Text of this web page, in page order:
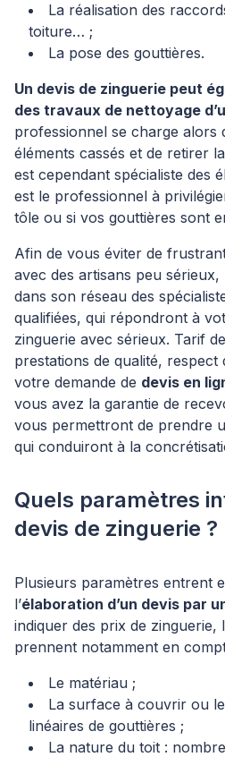
La réalisation des
toiture… ;
La pose des gouttières.
Un devis de zinguerie peut
des travaux de nettoyage
professionnel se charge alors
éléments cassés et de retirer
est cependant spécialiste des
est le professionnel à
tôle ou si vos gouttières sont
Afin de vous éviter de
avec des artisans peu
dans son réseau des
qualifiées, qui répondront à
zinguerie avec sérieux. Tarif
prestations de qualité, respect
votre demande de devis en
vous avez la garantie de
vous permettront de prendre
qui conduiront à la
Quels paramètres
devis de zinguerie ?
Plusieurs paramètres entrent
l’élaboration d’un devis par
indiquer des prix de zinguerie,
prennent notamment en
Le matériau ;
La surface à couvrir ou
linéaires de gouttières ;
La nature du toit :